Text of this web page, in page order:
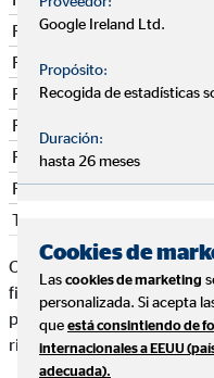
Renta Fija Mixta Euro
Renta Fija Mixta
Renta Variable Euro
Renta Variable Internacional
Renta Variable Mixta Euro
Renta Variable Mixta
Total planes
Como puedes ver hay una
fija y los planes de renta
potencialmente más
riesgo.
Google Ireland Ltd.
Propósito:
Recogida de estadísticas
Duración:
hasta 26 meses
Cookies de
Las cookies de marketing
personalizada. Si acepta
que está consintiendo de
internacionales a EEUU
adecuada).